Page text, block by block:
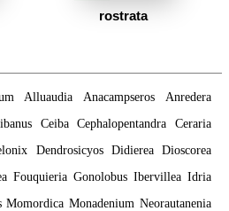
rostrata
Alluaudia Anacampseros
Anredera
Ceiba Cephalopentandra
Ceraria
Dendrosicyos Didierea
Dioscorea
Fouquieria Gonolobus Ibervillea Idria
Momordica Monadenium Neorautanenia